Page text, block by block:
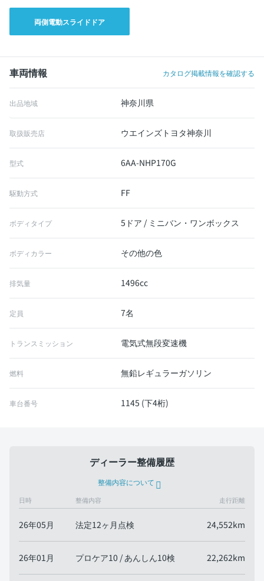
両側電動スライドドア
車両情報 カタログ掲載情報を確認する
出品地域 神奈川県
取扱販売店 ウエインズトヨタ神奈川
型式 6AA-NHP170G
駆動方式 FF
ボディタイプ 5ドア / ミニバン・ワンボックス
ボディカラー その他の色
排気量 1496cc
定員 7名
トランスミッション 電気式無段変速機
燃料 無鉛レギュラーガソリン
車台番号 1145 (下4桁)
ディーラー整備履歴
整備内容について
日時 整備内容 走行距離
26年05月 法定12ヶ月点検 24,552km
26年01月 プロケア10 / あんしん10検 22,262km